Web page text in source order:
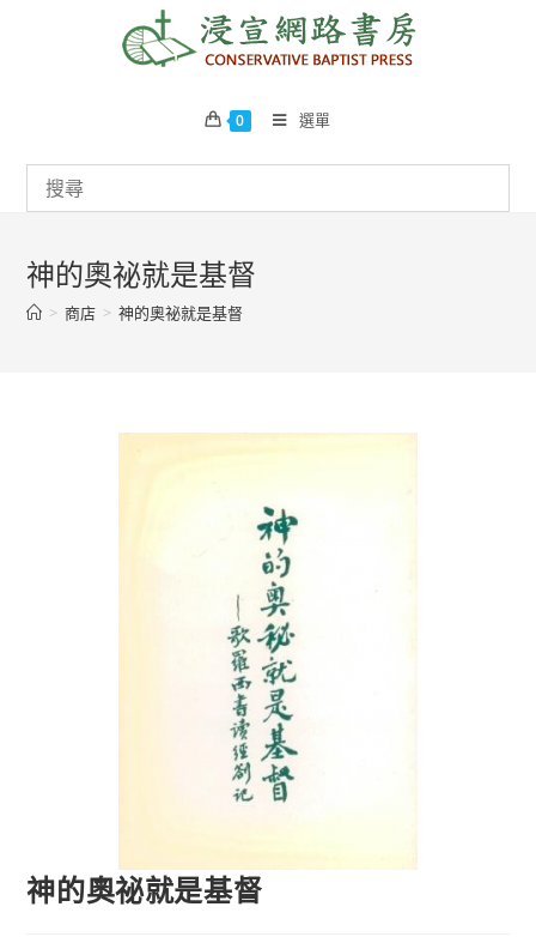
0 選單
神的奧祕就是基督
> 商店 > 神的奧祕就是基督
神的奧祕就是基督